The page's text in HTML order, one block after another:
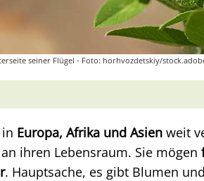
seiner Flügel - Foto: horhvozdetskiy/
Europa, Afrika und Asien weit
ihren Lebensraum. Sie mögen
. Hauptsache, es gibt Blumen